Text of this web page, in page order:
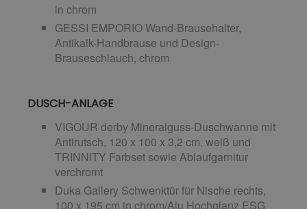
in chrom
GESSI EMPORIO Wand-Brausehalter,
Antikalk-Handbrause und Design-
Brauseschlauch, chrom
DUSCH-ANLAGE
VIGOUR derby Mineralguss-Duschwanne mit
Antirutsch, 120 x 100 x 3,2 cm, weiß und
TRINNITY Farbset sowie Ablaufgarnitur
verchromt
Duka Gallery Schwenktür für Nische rechts,
100 x 195 cm in chrom/Alu Hochglanz ESG